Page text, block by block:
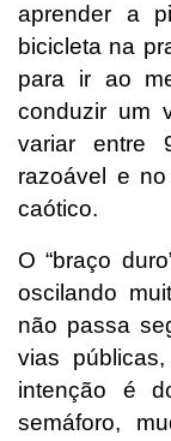
aprender a
bicicleta na
para ir ao
conduzir um
variar entre
razoável e
caótico.
O “braço
oscilando
não passa
vias
intenção é
semáforo,